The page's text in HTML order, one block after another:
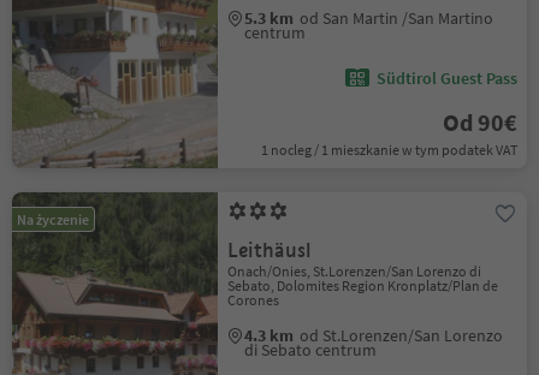
5.3 km od San Martin /San Martino
centrum
Südtirol Guest Pass
Od 90€
1 nocleg / 1 mieszkanie w tym podatek VAT
Na życzenie
Leithäusl
Onach/Onies, St.Lorenzen/San Lorenzo di
Sebato, Dolomites Region Kronplatz/Plan de
Corones
4.3 km od St.Lorenzen/San Lorenzo
di Sebato centrum